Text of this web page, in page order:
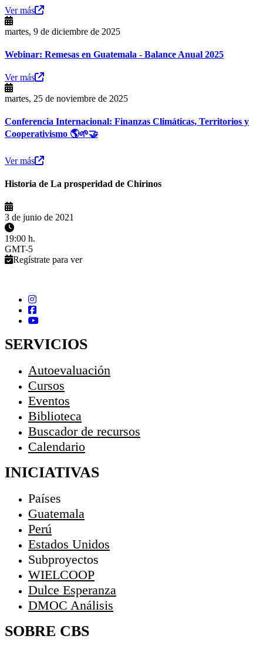
Ver más
martes, 9 de diciembre de 2025
Webinar: Remesas en Guatemala - Balance Anual 2025
Ver más
martes, 25 de noviembre de 2025
Conferencia Internacional: Finanzas Climáticas, Territorios y
Cooperativismo 🌎🌱🤝
Ver más
Historia de La prosperidad de Chirinos
3 de junio de 2021
19:00 h.
GMT-5
Regístrate para ver
SERVICIOS
Autoevaluación
Cursos
Eventos
Biblioteca
Buscador de recursos
Calendario
INICIATIVAS
Países
Guatemala
Perú
Estados Unidos
Subproyectos
WIELCOOP
Dulce Esperanza
DMOC Análisis
SOBRE CBS